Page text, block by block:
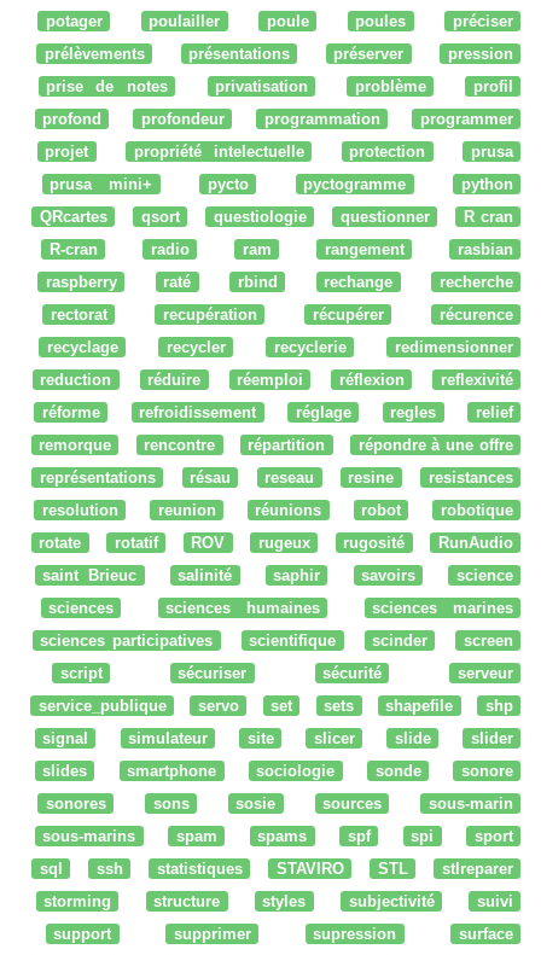
potager
poulailler poule poules
préciser
prélèvements
présentations préserver
pression
prise de notes
privatisation problème
profil
profond
profondeur programmation
programmer
projet
propriété intelectuelle protection
prusa
prusa mini+
pycto pyctogramme
python
QRcartes
qsort questiologie questionner
R cran
R-cran
radio ram rangement
rasbian
raspberry
raté rbind rechange
recherche
rectorat
recupération récupérer
récurence
recyclage
recycler recyclerie
redimensionner
reduction
réduire réemploi réflexion
reflexivité
réforme
refroidissement réglage regles
relief
remorque
rencontre répartition
répondre à une offre
représentations
résau reseau resine
resistances
resolution
reunion réunions robot
robotique
rotate
rotatif ROV rugeux rugosité
RunAudio
saint Brieuc
salinité saphir savoirs
science
sciences
sciences humaines
sciences marines
sciences participatives
scientifique scinder
screen
script
sécuriser sécurité
serveur
service_publique
servo set sets shapefile
shp
signal
simulateur site slicer slide
slider
slides
smartphone sociologie sonde
sonore
sonores
sons sosie sources
sous-marin
sous-marins
spam spams spf spi
sport
sql
ssh statistiques STAVIRO STL
stlreparer
storming
structure styles subjectivité
suivi
support
supprimer supression
surface